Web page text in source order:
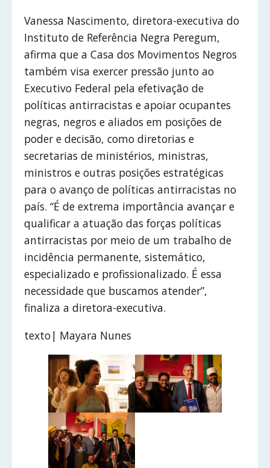
Vanessa Nascimento, diretora-executiva do
Instituto de Referência Negra Peregum,
afirma que a Casa dos Movimentos Negros
também visa exercer pressão junto ao
Executivo Federal pela efetivação de
políticas antirracistas e apoiar ocupantes
negras, negros e aliados em posições de
poder e decisão, como diretorias e
secretarias de ministérios, ministras,
ministros e outras posições estratégicas
para o avanço de políticas antirracistas no
país. “É de extrema importância avançar e
qualificar a atuação das forças políticas
antirracistas por meio de um trabalho de
incidência permanente, sistemático,
especializado e profissionalizado. É essa
necessidade que buscamos atender”,
finaliza a diretora-executiva.
texto| Mayara Nunes